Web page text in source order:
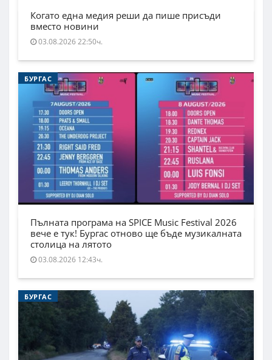
Когато една медия реши да пише присъди
вместо новини
03.08.2026 22:50ч.
БУРГАС
Пълната програма на SPICE Music Festival 2026
вече е тук! Бургас отново ще бъде музикалната
столица на лятото
03.08.2026 12:43ч.
БУРГАС